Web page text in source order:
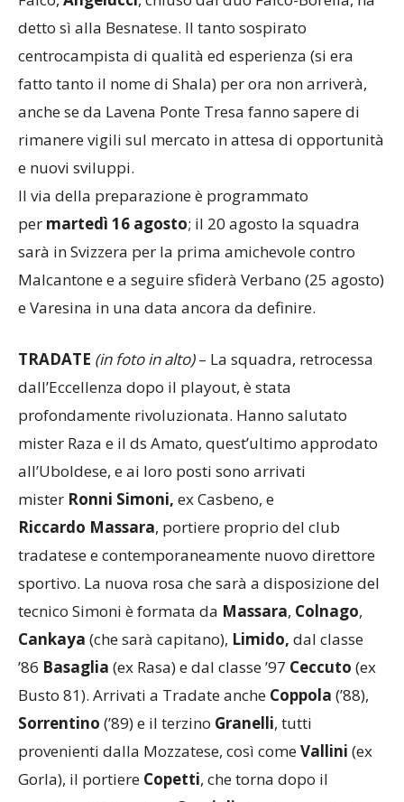
detto sì alla Besnatese. Il tanto sospirato
centrocampista di qualità ed esperienza (si era
fatto tanto il nome di Shala) per ora non arriverà,
anche se da Lavena Ponte Tresa fanno sapere di
rimanere vigili sul mercato in attesa di opportunità
e nuovi sviluppi.
Il via della preparazione è programmato
permartedì 16 agosto; il 20 agosto la squadra
sarà in Svizzera per la prima amichevole contro
Malcantone e a seguire sfiderà Verbano (25 agosto)
e Varesina in una data ancora da definire.
dall’Eccellenza dopo il playout, è stata
profondamente rivoluzionata. Hanno salutato
mister Raza e il ds Amato, quest’ultimo approdato
all’Uboldese, e ai loro posti sono arrivati
misterRonni Simoni,ex Casbeno, e
Riccardo Massara, portiere proprio del club
tradatese e contemporaneamente nuovo direttore
sportivo. La nuova rosa che sarà a disposizione del
tecnico Simoni è formata daMassara,Colnago,
Cankaya(che sarà capitano),Limido,dal classe
’86Basaglia(ex Rasa) e dal classe ’97 Ceccuto(ex
Busto 81). Arrivati a Tradate ancheCoppola(’88),
Sorrentino (’89) e il terzinoGranelli, tutti
provenienti dalla Mozzatese, così comeVallini
Gorla), il portiere Copetti, che torna dopo il
prestito all’Olimpia, eCoccioli che rientra alla base